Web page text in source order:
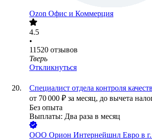
Ozon Офис и Коммерция
4.5
•
11520 отзывов
Тверь
Откликнуться
Специалист отдела контроля
от 70 000 ₽ за месяц, до вычета
Без опыта
Выплаты: Два раза в месяц
ООО Орион Интернейшнл Евро в г.